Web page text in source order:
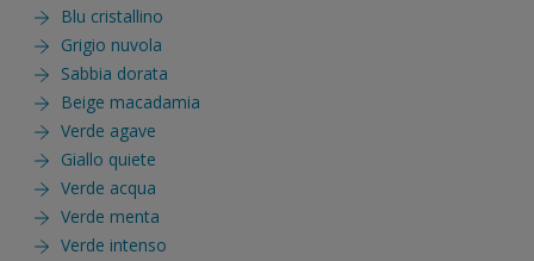
Blu cristallino
Grigio nuvola
Sabbia dorata
Beige macadamia
Verde agave
Giallo quiete
Verde acqua
Verde menta
Verde intenso